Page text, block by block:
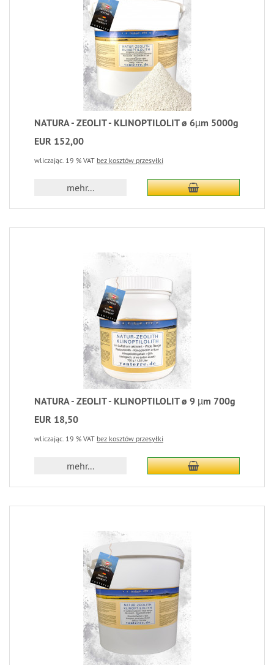
NATURA - ZEOLIT - KLINOPTILOLIT ø 6µm 5000g
EUR 152,00
wliczając. 19 % VAT bez kosztów przesyłki
mehr...
NATURA - ZEOLIT - KLINOPTILOLIT ø 9 µm 700g
EUR 18,50
wliczając. 19 % VAT bez kosztów przesyłki
mehr...